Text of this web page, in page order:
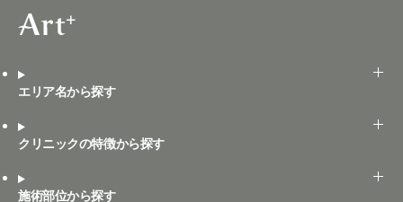
エリア名から探す
クリニックの特徴から探す
施術部位から探す